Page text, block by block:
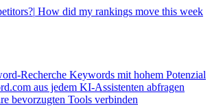
How did my rankings move this
Recherche Keywords mit hohem Potenzial
aus jedem KI-Assistenten abfragen
bevorzugten Tools verbinden